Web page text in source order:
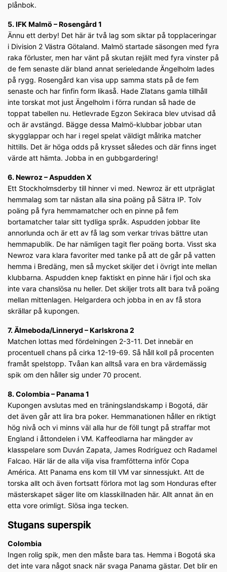
plånbok.
5. IFK Malmö – Rosengård 1
Ännu ett derby! Det här är två lag som siktar på topplaceringar
i Division 2 Västra Götaland. Malmö startade säsongen med fyra
raka förluster, men har vänt på skutan rejält med fyra vinster på
de fem senaste där bland annat serieledande Ängelholm lades
på rygg. Rosengård kan visa upp samma stats på de fem
senaste och har finfin form likaså. Hade Zlatans gamla tillhåll
inte torskat mot just Ängelholm i förra rundan så hade de
toppat tabellen nu. Hetlevrade Egzon Sekiraca blev utvisad då
och är avstängd. Bägge dessa Malmö-klubbar jobbar utan
skygglappar och har i regel spelat väldigt målrika matcher
hittills. Det är höga odds på krysset således och där finns inget
värde att hämta. Jobba in en gubbgardering!
6. Newroz – Aspudden X
Ett Stockholmsderby till hinner vi med. Newroz är ett utpräglat
hemmalag som tar nästan alla sina poäng på Sätra IP. Tolv
poäng på fyra hemmamatcher och en pinne på fem
bortamatcher talar sitt tydliga språk. Aspudden jobbar lite
annorlunda och är ett av få lag som verkar trivas bättre utan
hemmapublik. De har nämligen tagit fler poäng borta. Visst ska
Newroz vara klara favoriter med tanke på att de går på vatten
hemma i Bredäng, men så mycket skiljer det i övrigt inte mellan
klubbarna. Aspudden knep faktiskt en pinne här i fjol och ska
inte vara chanslösa nu heller. Det skiljer trots allt bara två poäng
mellan mittenlagen. Helgardera och jobba in en av få stora
skrällar på kupongen.
7. Älmeboda/Linneryd – Karlskrona 2
Matchen lottas med fördelningen 2-3-11. Det innebär en
procentuell chans på cirka 12-19-69. Så håll koll på procenten
framåt spelstopp. Tvåan kan alltså vara en bra värdemässig
spik om den håller sig under 70 procent.
8. Colombia – Panama 1
Kupongen avslutas med en träningslandskamp i Bogotá, där
det även går att lira bra poker. Hemmanationen håller en riktigt
hög nivå och vi minns väl alla hur de föll tungt på straffar mot
England i åttondelen i VM. Kaffeodlarna har mängder av
klasspelare som Duván Zapata, James Rodríguez och Radamel
Falcao. Här lär de alla vilja visa framfötterna inför Copa
América. Att Panama ens kom till VM var sinnessjukt. Att de
torska allt och även fortsatt förlora mot lag som Honduras efter
mästerskapet säger lite om klasskillnaden här. Allt annat än en
etta vore orimligt. Slösa inga tecken.
Stugans superspik
Colombia
Ingen rolig spik, men den måste bara tas. Hemma i Bogotá ska
det inte vara något snack när svaga Panama gästar. Det blir en